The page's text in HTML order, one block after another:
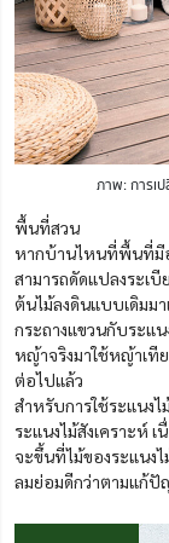
ภาพ: การเ
พื้นที่สวน
หากบ้านไหนที่พื้นที่มีอ
สามารถดัดแปลงระเ
ต้นไม้ลงดินแบบเดิมม
กระถางแขวนกับระแ
หญ้าจริงมาใช้หญ้าเที
ต่อไปแล้ว
สำหรับการใช้ระแนง
ระแนงไม้สังเคราะห์
จะขึ้นที่ไม้ของระแนง
ลมย่อมดีกว่าตามแก้ปั